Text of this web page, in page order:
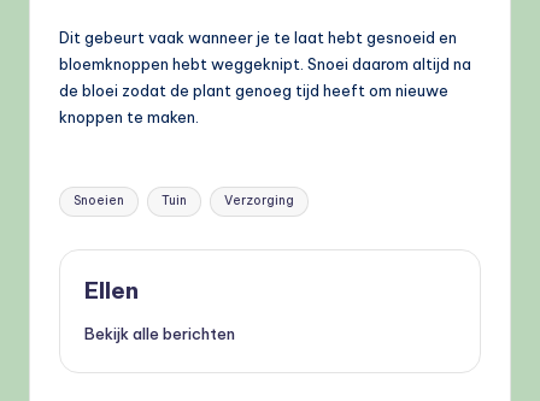
Dit gebeurt vaak wanneer je te laat hebt gesnoeid en
bloemknoppen hebt weggeknipt. Snoei daarom altijd na
de bloei zodat de plant genoeg tijd heeft om nieuwe
knoppen te maken.
Tags:
Snoeien Tuin Verzorging
Ellen
Bekijk alle berichten